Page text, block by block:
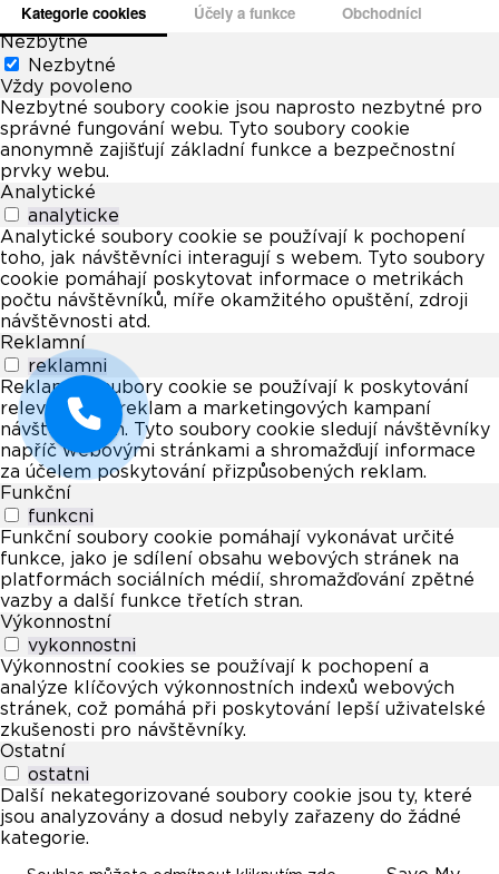
Kategorie cookies Účely a funkce Obchodníci
Nezbytné
Nezbytné
Vždy povoleno
Nezbytné soubory cookie jsou naprosto nezbytné pro
správné fungování webu. Tyto soubory cookie
anonymně zajišťují základní funkce a bezpečnostní
prvky webu.
Analytické
analyticke
Analytické soubory cookie se používají k pochopení
toho, jak návštěvníci interagují s webem. Tyto soubory
cookie pomáhají poskytovat informace o metrikách
počtu návštěvníků, míře okamžitého opuštění, zdroji
návštěvnosti atd.
Reklamní
reklamni
Reklamní soubory cookie se používají k poskytování
relevantních reklam a marketingových kampaní
návštěvníkům. Tyto soubory cookie sledují návštěvníky
napříč webovými stránkami a shromažďují informace
za účelem poskytování přizpůsobených reklam.
Funkční
funkcni
Funkční soubory cookie pomáhají vykonávat určité
funkce, jako je sdílení obsahu webových stránek na
platformách sociálních médií, shromažďování zpětné
vazby a další funkce třetích stran.
Výkonnostní
vykonnostni
Výkonnostní cookies se používají k pochopení a
analýze klíčových výkonnostních indexů webových
stránek, což pomáhá při poskytování lepší uživatelské
zkušenosti pro návštěvníky.
Ostatní
ostatni
Další nekategorizované soubory cookie jsou ty, které
jsou analyzovány a dosud nebyly zařazeny do žádné
kategorie.